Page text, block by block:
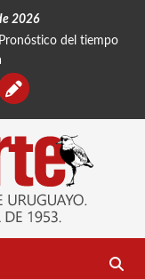
2026
Pronóstico del tiempo
Contáctanos